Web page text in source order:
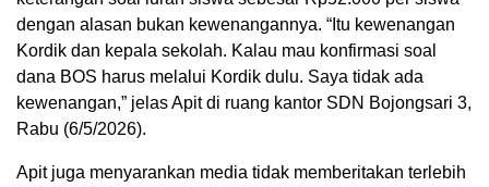
dengan alasan bukan kewenangannya. “Itu kewenangan
Kordik dan kepala sekolah. Kalau mau konfirmasi soal
dana BOS harus melalui Kordik dulu. Saya tidak ada
kewenangan,” jelas Apit di ruang kantor SDN Bojongsari 3,
Rabu (6/5/2026).
Apit juga menyarankan media tidak memberitakan terlebih